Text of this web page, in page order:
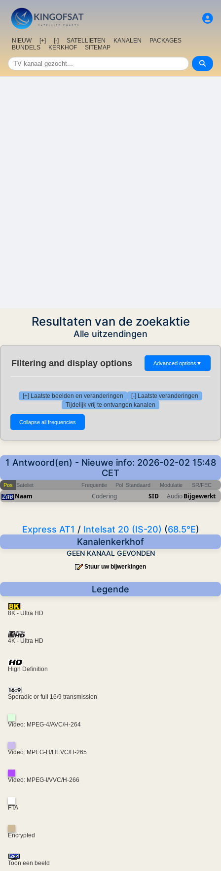
NIEUW [+] [-] SATELLIETEN KANALEN
PACKAGES
BUNDELS
KERKHOF SITEMAP
Resultaten van de zoekaktie
Alle uitzendingen
Filtering and display options Advanced options ▼
[+] Laatste beelden en veranderingen
[-] Laatste veranderingen
Tijdelijk vrij te ontvangen kanalen
1 Antwoord(en) - Nieuwe info: 2026-02-02 15:48
CET
Pos Sateliet Frequentie Pol Standaard Modulatie SR/FEC
Naam Codering SID AudioBijgewerkt
Express AT1 / Intelsat 20 (IS-20) (68.5°E)
Kanalenkerkhof
GEEN KANAAL GEVONDEN
Stuur uw bijwerkingen
Legende
8K - Ultra HD
4K - Ultra HD
High Definition
Sporadic or full 16/9 transmission
Video: MPEG-4/AVC/H-264
Video: MPEG-H/HEVC/H-265
Video: MPEG-I/VVC/H-266
FTA
Encrypted
Toon een beeld